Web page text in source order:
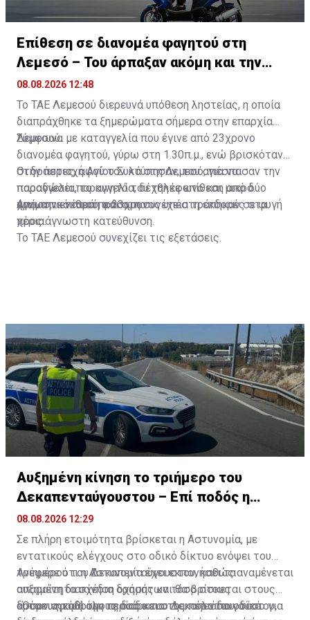
Επίθεση σε διανομέα φαγητού στη
Λεμεσό – Του άρπαξαν ακόμη και την
παραγγελία
08.08.2026 12:48
Το ΤΑΕ Λεμεσού διερευνά υπόθεση ληστείας, η οποία
διαπράχθηκε τα ξημερώματα σήμερα στην επαρχία
Λεμεσού.
Σύμφωνα με καταγγελία που έγινε από 23χρονο
διανομέα φαγητού, γύρω στη 1.30π.μ., ενώ βρισκόταν
στην περιοχή Αγίου Συλά στη Λεμεσό, για να
παραδώσει παραγγελία, δέχθηκε επίθεση από δύο
άγνωστα νεαρά πρόσωπα.
Οι δράστες, αφού τον κτύπησαν, του απέσπασαν την
παραγγελία, το κινητό του τηλέφωνο και μικρό
χρηματικό ποσό, και στη συνέχεια τράπηκαν σε φυγή
προς άγνωστη κατεύθυνση.
Από την επίθεση ο 23χρονος υπέστη εκδορές στα
χέρια.
Το ΤΑΕ Λεμεσού συνεχίζει τις εξετάσεις.
Αυξημένη κίνηση το τριήμερο του
Δεκαπενταύγουστου – Επί ποδός η
Αστυνομία
08.08.2026 12:29
Σε πλήρη ετοιμότητα βρίσκεται η Αστυνομία, με
εντατικούς ελέγχους στο οδικό δίκτυο ενόψει του
τριημέρου του Δεκαπενταύγουστου, καθώς αναμένεται
αυξημένη διακίνηση οχημάτων τόσο στους
αυτοκινητόδρομους όσο και στο υπόλοιπο οδικό
Ανέφερε ότι η Αστυνομία έχει εκπονήσει τα
απαραίτητα σχέδια δράσης και θα βρίσκεται στους
δρόμους καθ’ όλη τη διάρκεια της περιόδου, τόσο για
«Όσον αφορά την περίοδο του Δεκαπενταυγούστου,